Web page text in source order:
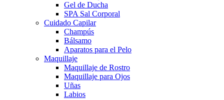
Gel de Ducha
SPA Sal Corporal
Cuidado Capilar
Champús
Bálsamo
Aparatos para el Pelo
Maquillaje
Maquillaje de Rostro
Maquillaje para Ojos
Uñas
Labios